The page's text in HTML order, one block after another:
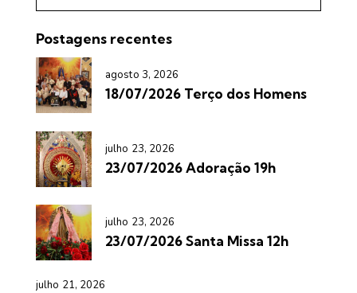
Postagens recentes
agosto 3, 2026
18/07/2026 Terço dos Homens
julho 23, 2026
23/07/2026 Adoração 19h
julho 23, 2026
23/07/2026 Santa Missa 12h
julho 21, 2026